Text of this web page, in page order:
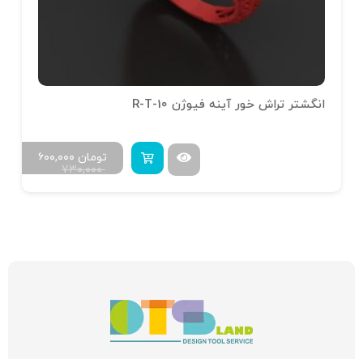
انگشتر تراش خور آینه فیوژن R-T-10
۷۳۰,۰۰۰
۶۰۰,۰۰۰ تومان